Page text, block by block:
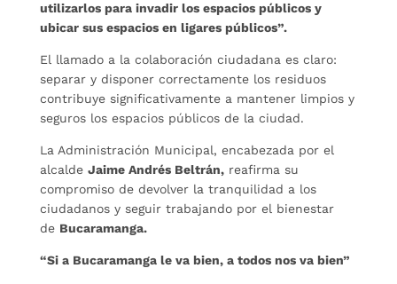
utilizarlos para invadir los espacios públicos y
ubicar sus espacios en ligares públicos”.
El llamado a la colaboración ciudadana es claro:
separar y disponer correctamente los residuos
contribuye significativamente a mantener limpios y
seguros los espacios públicos de la ciudad.
La Administración Municipal, encabezada por el
alcalde Jaime Andrés Beltrán,reafirma su
compromiso de devolver la tranquilidad a los
ciudadanos y seguir trabajando por el bienestar
de Bucaramanga.
“Si a Bucaramanga le va bien, a todos nos va bien”